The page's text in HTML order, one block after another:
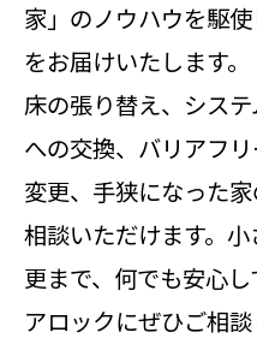
家」のノウハウを駆
をお届けいたします。
床の張り替え、シス
への交換、バリアフ
変更、手狭になった
相談いただけます。
更まで、何でも安心
アロックにぜひご相談